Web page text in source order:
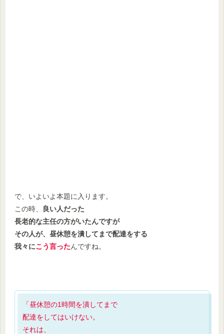
で、いよいよ本題に入ります。
この時、
良い人だった
長老的な主任の方がいたんですが
その人が、昼休憩を潰してまで配達をする
我々にこう言ったんですね。
「昼休憩の1時間を潰してまで
配達をしてはいけない。
それは、